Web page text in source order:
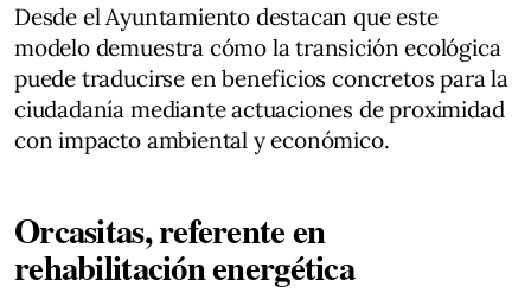
Desde el Ayuntamiento destacan que este
modelo demuestra cómo la transición ecológica
puede traducirse en beneficios concretos para la
ciudadanía mediante actuaciones de proximidad
con impacto ambiental y económico.
Orcasitas, referente en
rehabilitación energética